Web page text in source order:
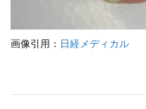
画像引用： 日経メディカル